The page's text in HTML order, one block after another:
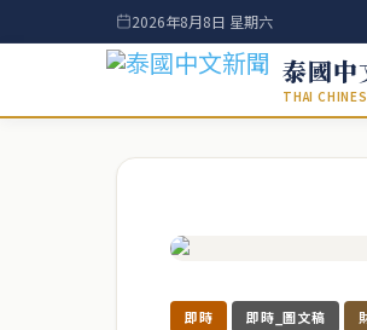
2026年8月8日 星期六
泰國中
THAI
即時 即時_圖文稿